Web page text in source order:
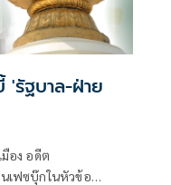
'รัฐบาล-ฝ่าย
อง อดีต
เฟซบุ๊กในหัวข้อ